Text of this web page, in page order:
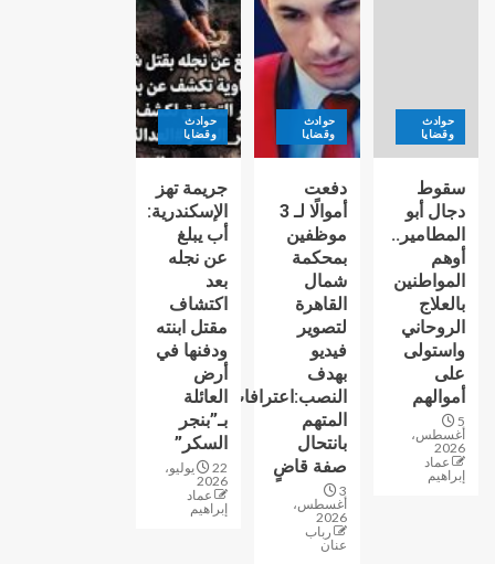
حوادث
وقضايا
سقوط
دجال أبو
المطامير..
أوهم
المواطنين
بالعلاج
الروحاني
واستولى
على
أموالهم
5
أغسطس،
2026
عماد
إبراهيم
حوادث
وقضايا
دفعت
أموالًا لـ 3
موظفين
بمحكمة
شمال
القاهرة
لتصوير
فيديو
بهدف
النصب:اعترافات
المتهم
بانتحال
صفة قاضٍ
3
أغسطس،
2026
رباب
عنان
حوادث
وقضايا
جريمة تهز
الإسكندرية:
أب يبلغ
عن نجله
بعد
اكتشاف
مقتل ابنته
ودفنها في
أرض
العائلة
بـ”بنجر
السكر”
22 يوليو،
2026
عماد
إبراهيم